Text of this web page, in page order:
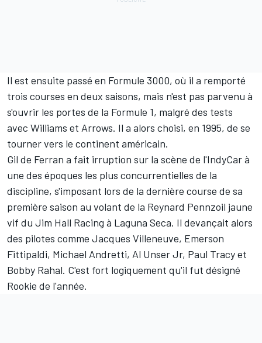
Il est ensuite passé en Formule 3000, où il a remporté
trois courses en deux saisons, mais n'est pas parvenu à
s'ouvrir les portes de la Formule 1, malgré des tests
avec Williams et Arrows. Il a alors choisi, en 1995, de se
tourner vers le continent américain.
Gil de Ferran a fait irruption sur la scène de l'IndyCar à
une des époques les plus concurrentielles de la
discipline, s'imposant lors de la dernière course de sa
première saison au volant de la Reynard Pennzoil jaune
vif du Jim Hall Racing à Laguna Seca. Il devançait alors
des pilotes comme Jacques Villeneuve, Emerson
Fittipaldi, Michael Andretti, Al Unser Jr, Paul Tracy et
Bobby Rahal. C'est fort logiquement qu'il fut désigné
Rookie de l'année.